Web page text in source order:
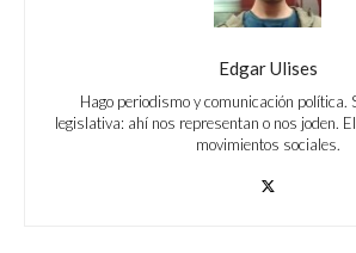
Edgar Ulises
Hago periodismo y comunicación política.
legislativa: ahí nos representan o nos joden.
movimientos sociales.